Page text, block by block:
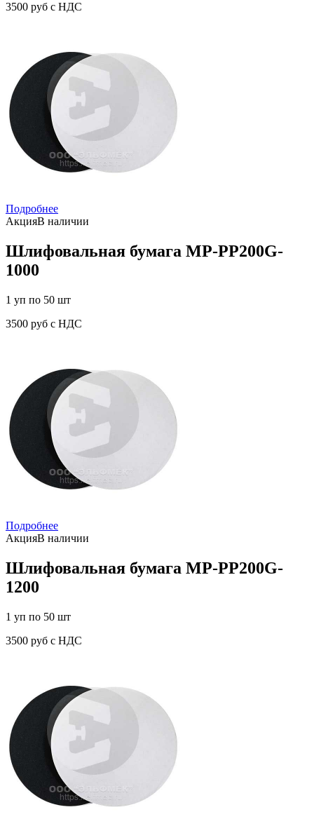
3500 руб с НДС
Подробнее
АкцияВ наличии
Шлифовальная бумага MP-PP200G-
1000
1 уп по 50 шт
3500 руб с НДС
Подробнее
АкцияВ наличии
Шлифовальная бумага MP-PP200G-
1200
1 уп по 50 шт
3500 руб с НДС